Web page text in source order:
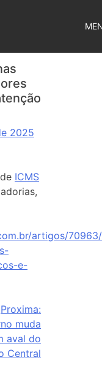
2025
ICMS
artigos/
e-
Proxima:
muda
aval do
Central